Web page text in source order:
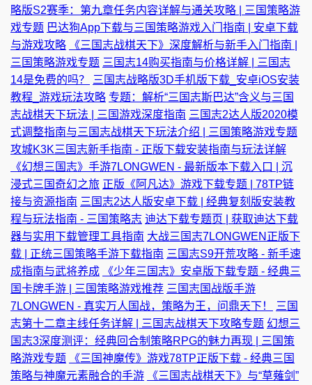
略版S2赛季：第九章任务内容详解与通关攻略 | 三国策略游
戏专题 巴达狗App下载与三国策略游戏入门指南 | 安卓下载
与游戏攻略
《三国志战棋天下》深度解析与新手入门指南 |
三国策略游戏专题 三国志14购买指南与价格详解 | 三国志
14是免费的吗？
三国志战略版3D手机版下载_安卓iOS安装
教程_游戏玩法攻略 专题：解析“三国志斯巴达”含义与三国
志战棋天下玩法 | 三国游戏深度指南 三国志2达人版2020模
式调整指南与三国志战棋天下玩法介绍 | 三国策略游戏专题
攻城K3K三国志新手指南 - 正版下载安装指南与玩法详解
《幻想三国志》手游7LONGWEN - 最新版本下载入口 | 沉
浸式三国奇幻之旅 正版《阿凡达》游戏下载专题 | 78TP链
接与资源指南 三国志2达人版安卓下载 | 经典复刻版安装教
程与玩法指南 - 三国策略志 迪达下载专题页 | 获取迪达下载
器与实用下载管理工具指南 大战三国志7LONGWEN正版下
载 | 正统三国策略手游下载指南 三国志S9开荒攻略 - 新手速
成指南与武将养成
《少年三国志》安卓版下载专题 - 经典三
国卡牌手游 | 三国策略游戏推荐 三国志国战版手游
7LONGWEN - 真实万人国战，策略为王，问鼎天下！
三国
志第十二章主线任务详解 | 三国志战棋天下攻略专题 幻想三
国志3深度测评：经典回合制策略RPG的魅力再现 | 三国策
略游戏专题
《三国神魔传》游戏78TP正版下载 - 经典三国
策略与神魔元素融合的手游
《三国志战棋天下》与“草薙剑”